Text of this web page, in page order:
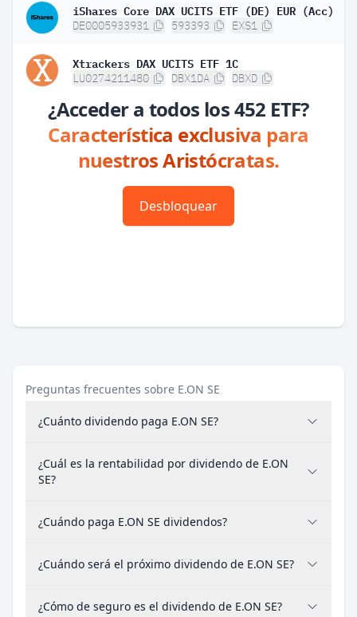
iShares Core DAX UCITS ETF (DE) EUR (Acc)
DE0005933931 593393 EXS1
Xtrackers DAX UCITS ETF 1C
LU0274211480 DBX1DA DBXD
¿Acceder a todos los 452 ETF?
Característica exclusiva para
nuestros Aristócratas.
Desbloquear
Preguntas frecuentes sobre E.ON SE
¿Cuánto dividendo paga E.ON SE?
¿Cuál es la rentabilidad por dividendo de E.ON
SE?
¿Cuándo paga E.ON SE dividendos?
¿Cuándo será el próximo dividendo de E.ON SE?
¿Cómo de seguro es el dividendo de E.ON SE?